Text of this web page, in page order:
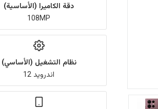
دقة الكاميرا (الأساسية)
108MP
نظام التشغيل (الأساسي)
اندرويد 12